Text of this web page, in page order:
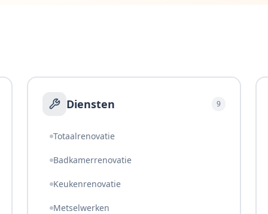
Diensten 9
Totaalrenovatie
Badkamerrenovatie
Keukenrenovatie
Metselwerken